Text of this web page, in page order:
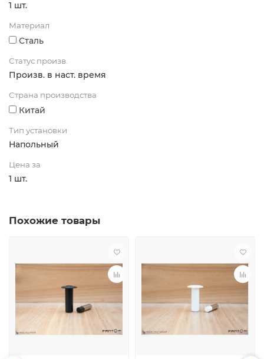
1 шт.
Материал
Сталь
Статус произв.
Произв. в наст. время
Страна производства
Китай
Тип установки
Напольный
Цена за
1 шт.
Похожие товары